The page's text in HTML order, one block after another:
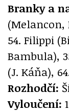
Branky a
(Melancon,
54. Filippi
Bambula),
(J. Káňa),
Rozhodčí:
Vyloučení: